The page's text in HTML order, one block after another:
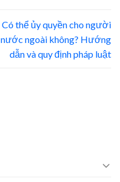
Có thể ủy quyền cho người
nước ngoài không? Hướng
dẫn và quy định pháp luật